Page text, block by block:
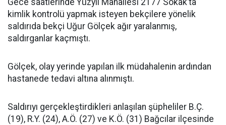
Gece saatlerinde Yüzyıl Mahallesi 2177 Sokak’ta
kimlik kontrolü yapmak isteyen bekçilere yönelik
saldırıda bekçi Uğur Gölçek ağır yaralanmış,
saldırganlar kaçmıştı.
Gölçek, olay yerinde yapılan ilk müdahalenin ardından
hastanede tedavi altına alınmıştı.
Saldırıyı gerçekleştirdikleri anlaşılan şüpheliler B.Ç.
(19), R.Y. (24), A.Ö. (27) ve K.Ö. (31) Bağcılar ilçesinde